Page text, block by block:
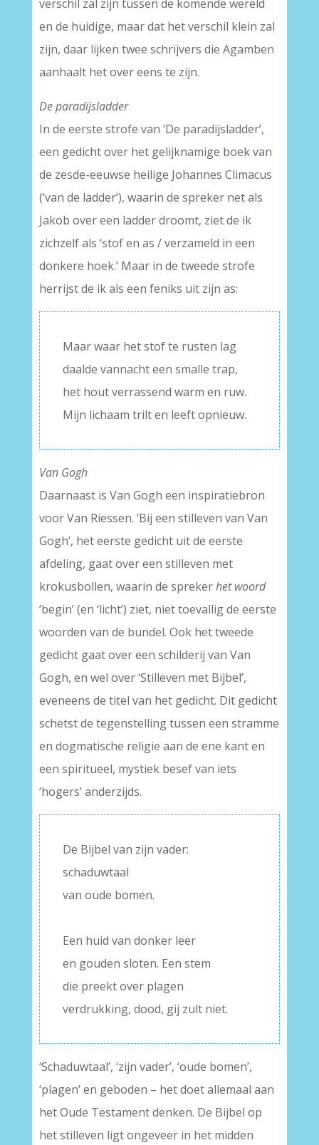
verschil zal zijn tussen de komende wereld
en de huidige, maar dat het verschil klein zal
zijn, daar lijken twee schrijvers die Agamben
aanhaalt het over eens te zijn.
De paradijsladder
In de eerste strofe van ‘De paradijsladder’,
een gedicht over het gelijknamige boek van
de zesde-eeuwse heilige Johannes Climacus
(‘van de ladder’), waarin de spreker net als
Jakob over een ladder droomt, ziet de ik
zichzelf als ‘stof en as / verzameld in een
donkere hoek.’ Maar in de tweede strofe
herrijst de ik als een feniks uit zijn as:
Maar waar het stof te rusten lag
daalde vannacht een smalle trap,
het hout verrassend warm en ruw.
Mijn lichaam trilt en leeft opnieuw.
Van Gogh
Daarnaast is Van Gogh een inspiratiebron
voor Van Riessen. ‘Bij een stilleven van Van
Gogh’, het eerste gedicht uit de eerste
afdeling, gaat over een stilleven met
krokusbollen, waarin de sprekerhet woord
‘begin’ (en ‘licht’) ziet, niet toevallig de eerste
woorden van de bundel. Ook het tweede
gedicht gaat over een schilderij van Van
Gogh, en wel over ‘Stilleven met Bijbel’,
eveneens de titel van het gedicht. Dit gedicht
schetst de tegenstelling tussen een stramme
en dogmatische religie aan de ene kant en
een spiritueel, mystiek besef van iets
‘hogers’ anderzijds.
De Bijbel van zijn vader:
schaduwtaal
van oude bomen.
Een huid van donker leer
en gouden sloten. Een stem
die preekt over plagen
verdrukking, dood, gij zult niet.
‘Schaduwtaal’, ‘zijn vader’, ‘oude bomen’,
‘plagen’ en geboden – het doet allemaal aan
het Oude Testament denken. De Bijbel op
het stilleven ligt ongeveer in het midden